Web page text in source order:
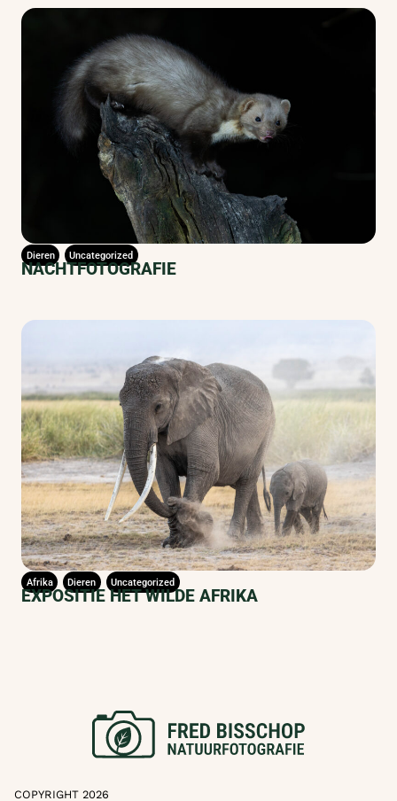
Dieren Uncategorized
NACHTFOTOGRAFIE
Afrika Dieren Uncategorized
EXPOSITIE HET WILDE AFRIKA
COPYRIGHT 2026